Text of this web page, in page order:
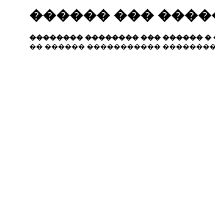
������ ���
�������� �������� ��� ������ �
�� ������ �����������